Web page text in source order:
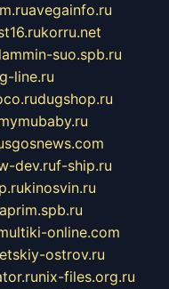
avegainfo.ru
korru.net
lammin-suo.spb.ru
line.ru
dugshop.ru
dev.ruf-ship.ru
kinosvin.ru
online.com
ostrov.ru
nix-files.org.ru